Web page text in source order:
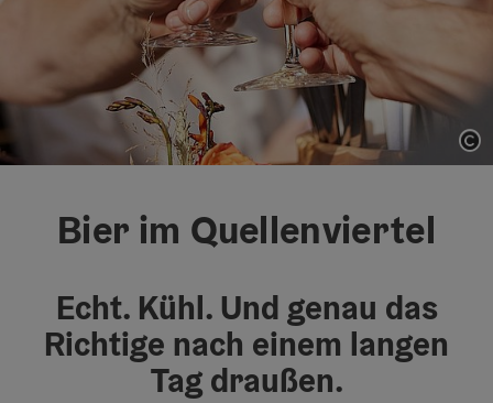
Bier im Quellenviertel
Echt. Kühl. Und genau das
Richtige nach einem langen
Tag draußen.